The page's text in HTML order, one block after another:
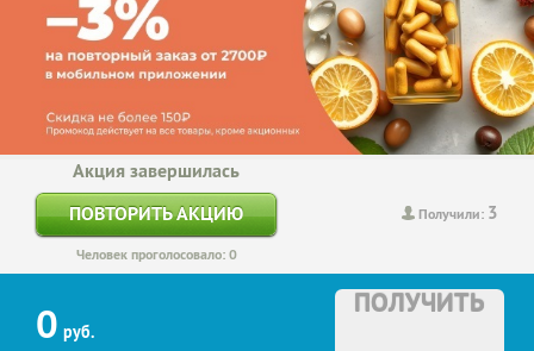
Получили: 3
Акция завершилась
ПОВТОРИТЬ АКЦИЮ
Человек проголосовало: 0
0 руб.
ПОЛУЧИТЬ